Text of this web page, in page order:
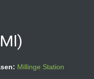
Millinge Station